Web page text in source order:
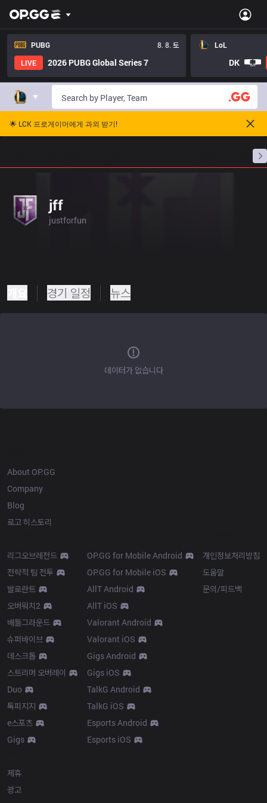
PUBG
8. 8. 토
LIVE
2026 PUBG Global Series 7
LoL
DK
🌟 LCK 프로게이머에게 과외 받기!
프로빌
jff
justforfun
경기 일정 뉴스
데이터가 없습니다
About OP.GG
Company
Blog
로고 히스토리
리그오브레전드
전략적 팀 전투
발로란트
오버워치2
배틀그라운드
슈퍼바이브
데스크톱
스트리머 오버레이
Duo
톡피지지
e스포츠
Gigs
OP.GG for Mobile Android
OP.GG for Mobile iOS
AllT Android
AllT iOS
Valorant Android
Valorant iOS
Gigs Android
Gigs iOS
TalkG Android
TalkG iOS
Esports Android
Esports iOS
개인정보처리방침
도움말
문의/피드백
제휴
광고